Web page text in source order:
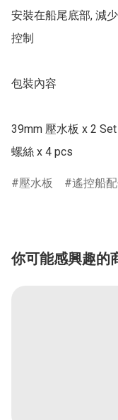
安裝在船尾底部, 減
控制
包裝內容
39mm 壓水板 x 2 Set
螺絲 x 4 pcs
壓水板 遙控船
你可能感興趣的